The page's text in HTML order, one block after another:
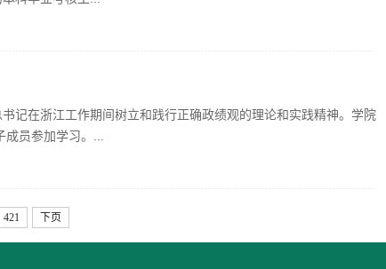
记在浙江工作期间树立和践行正确政绩观的理论和实践精神。学院
员参加学习。...
421 下页